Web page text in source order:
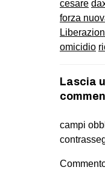
cesare
forza
omicidio
Lascia
campi